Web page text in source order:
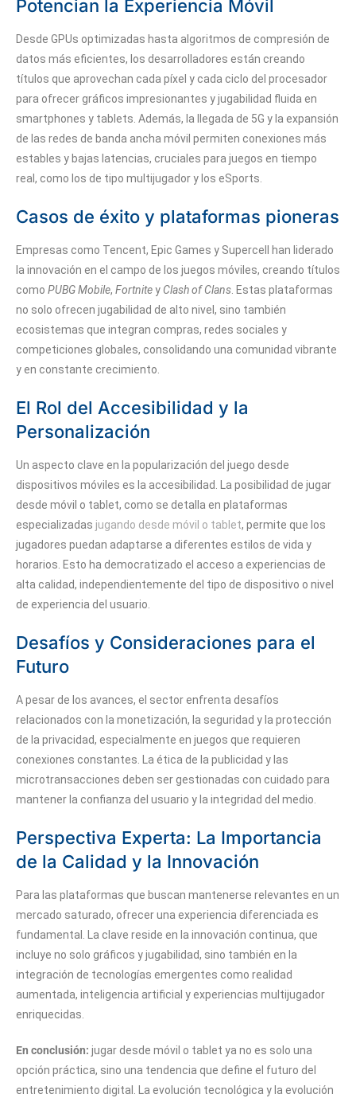
Potencian la Experiencia Móvil
Desde GPUs optimizadas hasta algoritmos de compresión de
datos más eficientes, los desarrolladores están creando
títulos que aprovechan cada píxel y cada ciclo del procesador
para ofrecer gráficos impresionantes y jugabilidad fluida en
smartphones y tablets. Además, la llegada de 5G y la expansión
de las redes de banda ancha móvil permiten conexiones más
estables y bajas latencias, cruciales para juegos en tiempo
real, como los de tipo multijugador y los eSports.
Casos de éxito y plataformas pioneras
Empresas como Tencent, Epic Games y Supercell han liderado
la innovación en el campo de los juegos móviles, creando títulos
como PUBG Mobile, Fortnitey Clash of Clans . Estas plataformas
no solo ofrecen jugabilidad de alto nivel, sino también
ecosistemas que integran compras, redes sociales y
competiciones globales, consolidando una comunidad vibrante
y en constante crecimiento.
El Rol del Accesibilidad y la
Personalización
Un aspecto clave en la popularización del juego desde
dispositivos móviles es la accesibilidad. La posibilidad de jugar
desde móvil o tablet, como se detalla en plataformas
especializadas jugando desde móvil o tablet, permite que los
jugadores puedan adaptarse a diferentes estilos de vida y
horarios. Esto ha democratizado el acceso a experiencias de
alta calidad, independientemente del tipo de dispositivo o nivel
de experiencia del usuario.
Desafíos y Consideraciones para el
Futuro
A pesar de los avances, el sector enfrenta desafíos
relacionados con la monetización, la seguridad y la protección
de la privacidad, especialmente en juegos que requieren
conexiones constantes. La ética de la publicidad y las
microtransacciones deben ser gestionadas con cuidado para
mantener la confianza del usuario y la integridad del medio.
Perspectiva Experta: La Importancia
de la Calidad y la Innovación
Para las plataformas que buscan mantenerse relevantes en un
mercado saturado, ofrecer una experiencia diferenciada es
fundamental. La clave reside en la innovación continua, que
incluye no solo gráficos y jugabilidad, sino también en la
integración de tecnologías emergentes como realidad
aumentada, inteligencia artificial y experiencias multijugador
enriquecidas.
En conclusión: jugar desde móvil o tablet ya no es solo una
opción práctica, sino una tendencia que define el futuro del
entretenimiento digital. La evolución tecnológica y la evolución